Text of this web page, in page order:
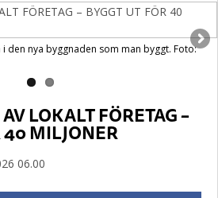
i den nya byggnaden som man byggt. Foto:
LOKALT FÖRETAG –
40 MILJONER
06.00